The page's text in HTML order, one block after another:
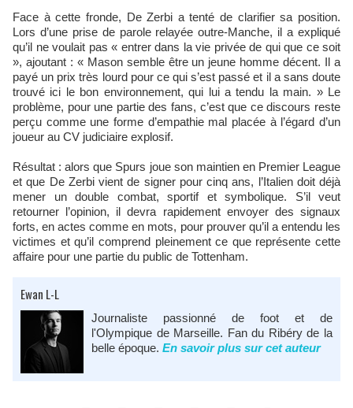
Face à cette fronde, De Zerbi a tenté de clarifier sa position.
Lors d’une prise de parole relayée outre-Manche, il a expliqué
qu’il ne voulait pas « entrer dans la vie privée de qui que ce soit
», ajoutant : « Mason semble être un jeune homme décent. Il a
payé un prix très lourd pour ce qui s’est passé et il a sans doute
trouvé ici le bon environnement, qui lui a tendu la main. » Le
problème, pour une partie des fans, c’est que ce discours reste
perçu comme une forme d’empathie mal placée à l’égard d’un
joueur au CV judiciaire explosif.
Résultat : alors que Spurs joue son maintien en Premier League
et que De Zerbi vient de signer pour cinq ans, l’Italien doit déjà
mener un double combat, sportif et symbolique. S’il veut
retourner l’opinion, il devra rapidement envoyer des signaux
forts, en actes comme en mots, pour prouver qu’il a entendu les
victimes et qu’il comprend pleinement ce que représente cette
affaire pour une partie du public de Tottenham.
Ewan L-L
Journaliste passionné de foot et de
l'Olympique de Marseille. Fan du Ribéry de la
belle époque. En savoir plus sur cet auteur